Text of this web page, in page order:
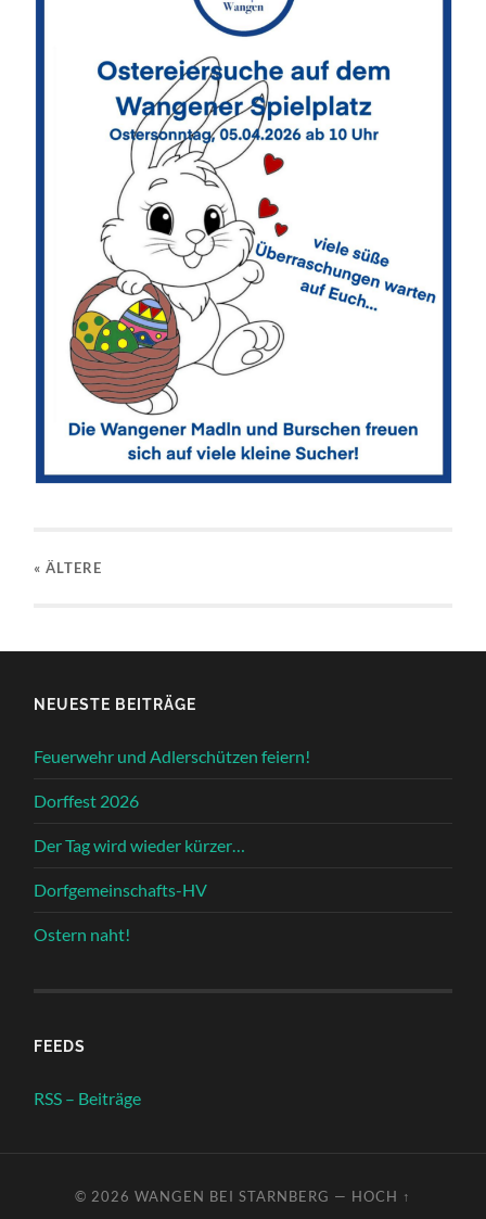
« ÄLTERE
NEUESTE BEITRÄGE
Feuerwehr und Adlerschützen feiern!
Dorffest 2026
Der Tag wird wieder kürzer…
Dorfgemeinschafts-HV
Ostern naht!
FEEDS
RSS – Beiträge
© 2026 WANGEN BEI STARNBERG — HOCH ↑